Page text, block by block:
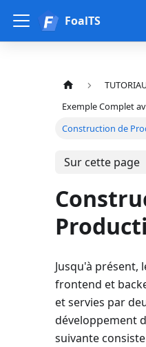
FoalTS
Exemple Complet
Construction de
Sur cette page
Jusqu'à présent,
frontend et
et servies par
développement
suivante